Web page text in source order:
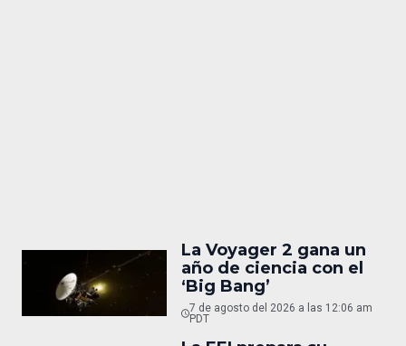
La Voyager 2 gana un
año de ciencia con el
‘Big Bang’
7 de agosto del 2026 a las 12:06 am
PDT